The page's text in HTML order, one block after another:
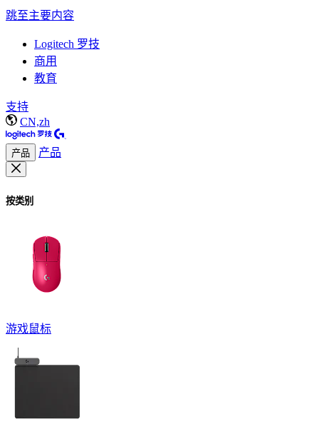
跳至主要内容
Logitech 罗技
商用
教育
支持
CN,zh
产品 产品
按类别
游戏鼠标